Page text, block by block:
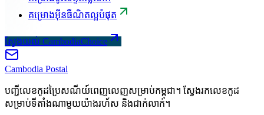
គម្រោងអ៊ីនធឺណិតល្អបំផុត
ស្វែងយល់ CambodiaChoice
Cambodia Postal
បញ្ជីលេខកូដប្រៃសណីយ៍ពេញលេញសម្រាប់កម្ពុជា។ ស្វែងរកលេខកូដ
សម្រាប់ទីតាំងណាមួយយ៉ាងរហ័ស និងជាក់លាក់។